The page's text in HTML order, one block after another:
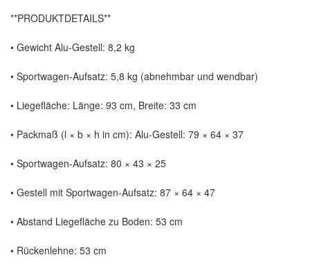
**PRODUKTDETAILS**
• Gewicht Alu-Gestell: 8,2 kg
• Sportwagen-Aufsatz: 5,8 kg (abnehmbar und wendbar)
• Liegefläche: Länge: 93 cm, Breite: 33 cm
• Packmaß (l × b × h in cm): Alu-Gestell: 79 × 64 × 37
• Sportwagen-Aufsatz: 80 × 43 × 25
• Gestell mit Sportwagen-Aufsatz: 87 × 64 × 47
• Abstand Liegefläche zu Boden: 53 cm
• Rückenlehne: 53 cm